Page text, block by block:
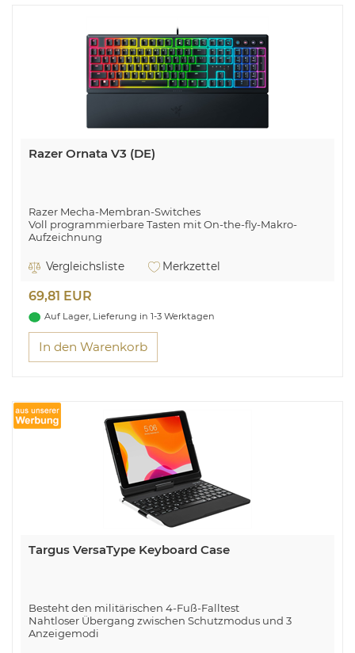
Razer Ornata V3 (DE)
Razer Mecha-Membran-Switches
Voll programmierbare Tasten mit On-the-fly-Makro-
Aufzeichnung
Flüssigkeits-resistentes Design
Razer Chroma™ RGB-Beleuchtung
Vergleichsliste Merkzettel
69,81 EUR
Auf Lager, Lieferung in 1-3 Werktagen
In den Warenkorb
Targus VersaType Keyboard Case
Besteht den militärischen 4-Fuß-Falltest
Nahtloser Übergang zwischen Schutzmodus und 3
Anzeigemodi